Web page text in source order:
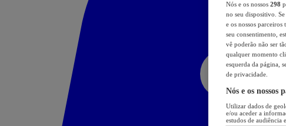
Nós e os nossos 298
no seu dispositivo.
e os nossos
seu consentimento,
vê poderão não ser
qualquer momento
esquerda da página,
de privacidade.
Nós e os nossos
Utilizar dados de
e/ou aceder a
estudos de audiência